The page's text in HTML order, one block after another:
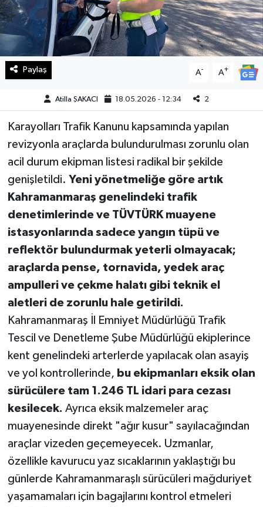
Paylaş A- A+
Atilla ŞAKACI 18.05.2026 - 12:34 2
Karayolları Trafik Kanunu kapsamında yapılan
revizyonla araçlarda bulundurulması zorunlu olan
acil durum ekipman listesi radikal bir şekilde
genişletildi. Yeni yönetmeliğe göre artık
Kahramanmaraş genelindeki trafik
denetimlerinde ve TÜVTÜRK muayene
istasyonlarında sadece yangın tüpü ve
reflektör bulundurmak yeterli olmayacak;
araçlarda pense, tornavida, yedek araç
ampulleri ve çekme halatı gibi teknik el
aletleri de zorunlu hale getirildi.
Kahramanmaraş İl Emniyet Müdürlüğü Trafik
Tescil ve Denetleme Şube Müdürlüğü ekiplerince
kent genelindeki arterlerde yapılacak olan asayiş
ve yol kontrollerinde, bu ekipmanları eksik olan
sürücülere tam 1.246 TL idari para cezası
kesilecek. Ayrıca eksik malzemeler araç
muayenesinde direkt "ağır kusur" sayılacağından
araçlar vizeden geçemeyecek. Uzmanlar,
özellikle kavurucu yaz sıcaklarının yaklaştığı bu
günlerde Kahramanmaraşlı sürücüleri mağduriyet
yaşamamaları için bagajlarını kontrol etmeleri
Sağlık
Spor
SürManşet
KAHRAMANMARAŞ